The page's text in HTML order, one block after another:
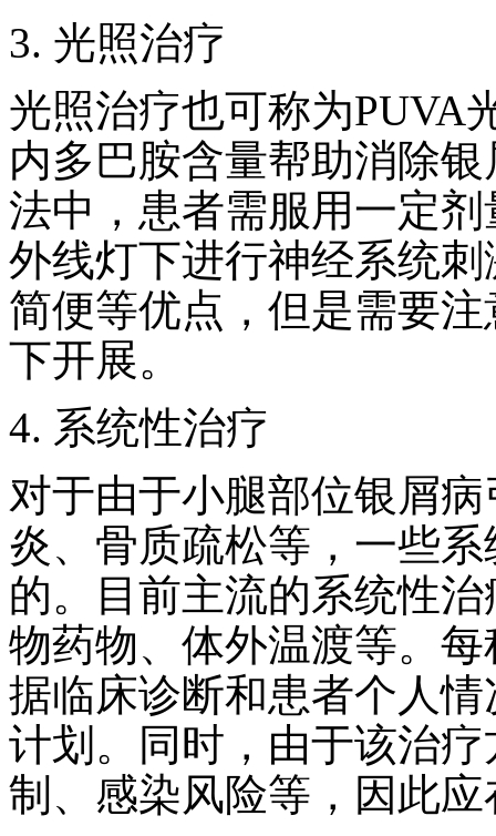
3. 光照治疗
光照治疗也可称为PUVA
内多巴胺含量帮助消除
法中，患者需服用一定
外线灯下进行神经系统
简便等优点，但是需要
下开展。
4. 系统性治疗
对于由于小腿部位银屑
炎、骨质疏松等，一些
的。目前主流的系统性
物药物、体外温渡等。
据临床诊断和患者个人
计划。同时，由于该治
制、感染风险等，因此